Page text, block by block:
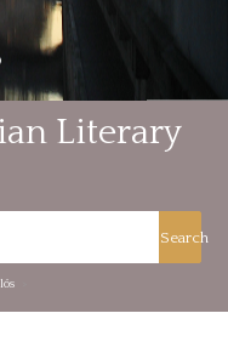
Literary
Search